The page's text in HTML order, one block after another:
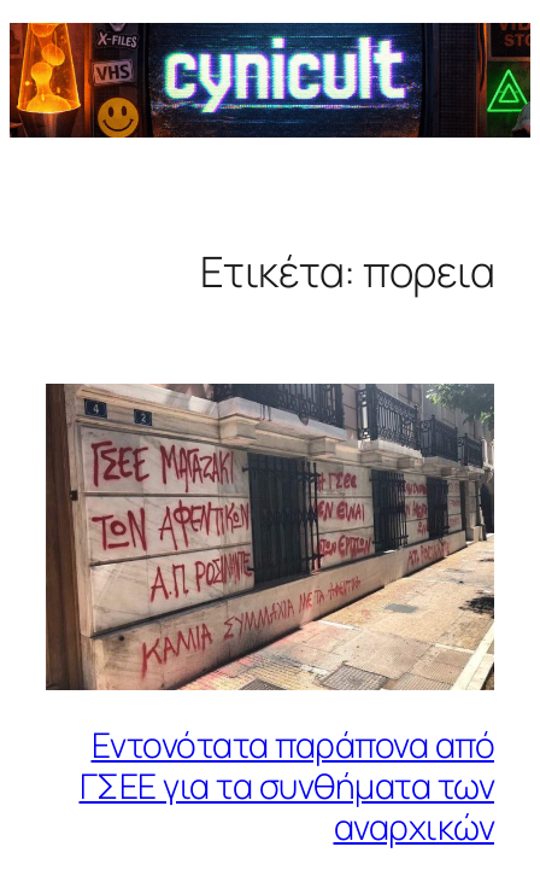
Ετικέτα:πορεια
Εντονότατα παράπονα από
ΓΣΕΕ για τα συνθήματα των
αναρχικών